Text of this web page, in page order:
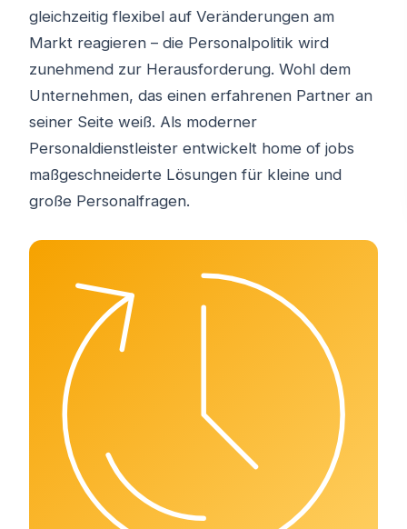
gleichzeitig flexibel auf Veränderungen am
Markt reagieren – die Personalpolitik wird
zunehmend zur Herausforderung. Wohl dem
Unternehmen, das einen erfahrenen Partner an
seiner Seite weiß. Als moderner
Personaldienstleister entwickelt home of jobs
maßgeschneiderte Lösungen für kleine und
große Personalfragen.